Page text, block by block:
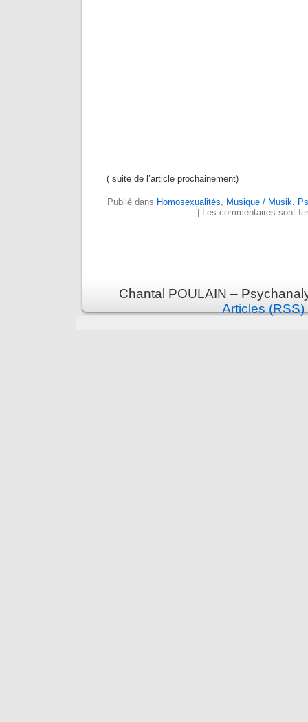
( suite de l’article prochainement)
Publié dans Homosexualités, Musique / Musik,
Les commentaires sont
Chantal POULAIN –
Articles (RSS)